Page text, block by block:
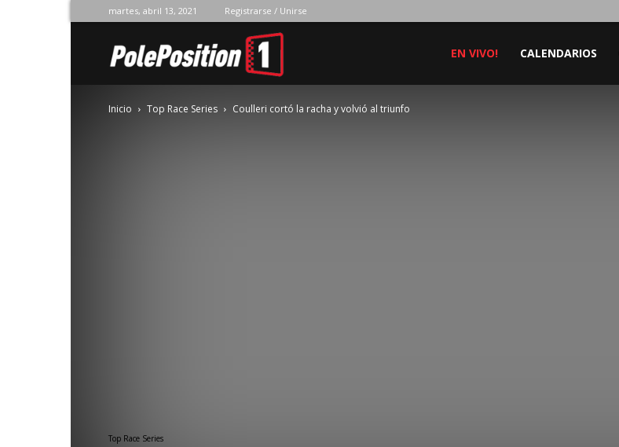
martes, abril 13, 2021 Registrarse / Unirse
Position
EN VIVO! CALENDARIOS
Inicio Top Race Series Coulleri cortó la racha y volvió al triunfo
Top Race Series